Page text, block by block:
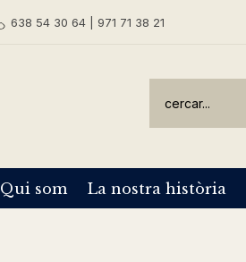
638 54 30 64 | 971 71 38 21
Qui som La nostra història